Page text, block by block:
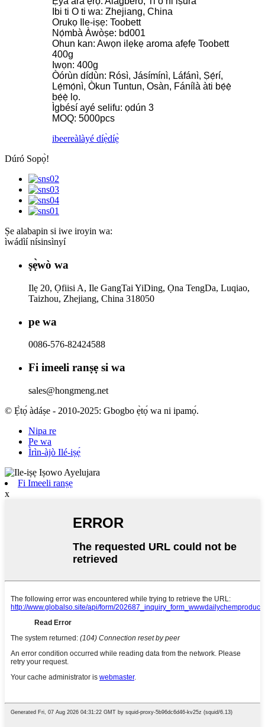
Ibi ti O ti wa: Zhejiang, China
Orukọ Ile-iṣẹ: Toobett
Nọ́mbà Àwòṣe: bd001
Ohun kan: Awọn ilẹkẹ aroma afẹfẹ Toobett
400g
Iwọn: 400g
Òórùn dídùn: Rósì, Jásímínì, Láfánì, Ṣẹ́rí,
Lẹ́mọ́nì, Òkun Tuntun, Osàn, Fánílà àti bẹ́ẹ̀
bẹ́ẹ̀ lọ.
Ìgbésí ayé selifu: ọdún 3
MOQ: 5000pcs
ibeereàlàyé díẹ̀díẹ̀
Dúró Sopọ̀!
Ṣe alabapin si iwe iroyin wa:
ìwádìí nísinsìnyí
ṣẹ̀wò wa
Ilẹ 20, Ọfiisi A, Ile GangTai YiDing, Ọna TengDa, Luqiao,
Taizhou, Zhejiang, China 318050
pe wa
0086-576-82424588
Fi imeeli ranṣẹ si wa
sales@hongmeng.net
© Ẹ̀tọ́ àdáṣe - 2010-2025: Gbogbo ẹ̀tọ́ wa ni ipamọ́.
Nipa re
Pe wa
Ìrìn-àjò Ilé-iṣẹ́
Fi Imeeli ranṣẹ
x